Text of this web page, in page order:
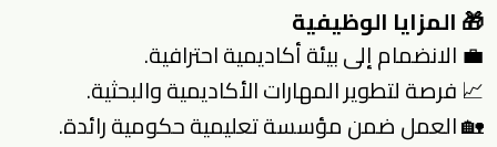
🎁 المزايا الوظيفية
💼 الانضمام إلى بيئة أكاديمية احترافية.
📈 فرصة لتطوير المهارات الأكاديمية والبحثية.
🏡 العمل ضمن مؤسسة تعليمية حكومية رائدة.